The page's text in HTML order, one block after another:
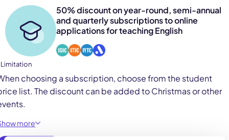
50% discount on year-round, semi-annual
and quarterly subscriptions to online
applications for teaching English
Limitation
choosing a subscription, choose from the student
list. The discount can be added to Christmas or other
more